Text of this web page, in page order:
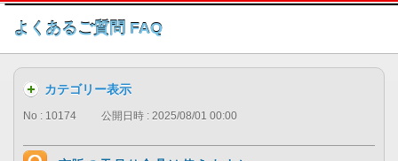
このページの本文へ
よくあるご質問 FAQ
カテゴリー表示
No : 10174 公開日時 : 2025/08/01 00:00